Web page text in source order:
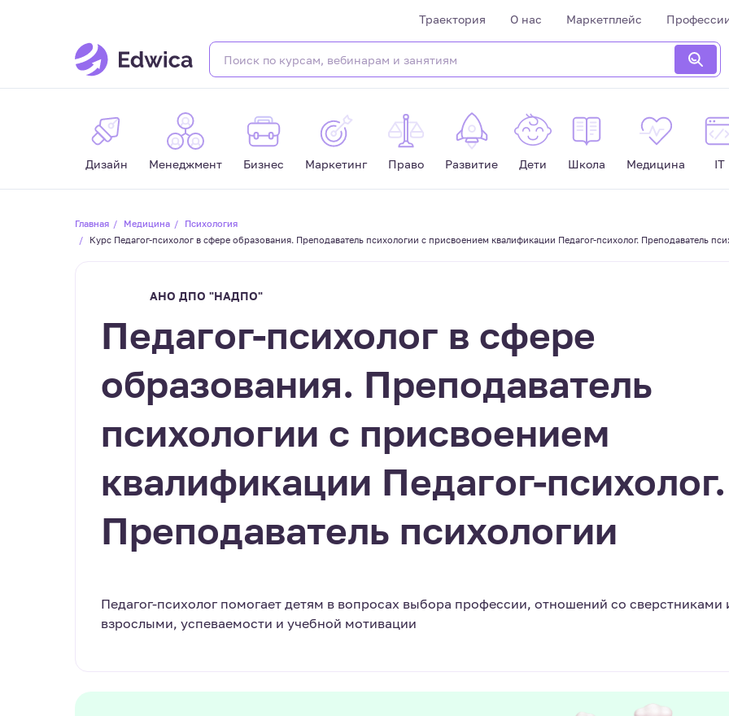
Траектория О нас Маркетплейс
Дизайн Менеджмент Бизнес Маркетинг Право Развитие Дети Школа Медицина IT
Главная Медицина
Психология
Курс Педагог-психолог в сфере образования. Преподаватель психологии с присвоением квалификации Педагог-психолог. Преподаватель
АНО ДПО "НАДПО"
Педагог-психолог в сфере
образования. Преподаватель
психологии с присвоением
квалификации Педагог-психолог.
Преподаватель психологии
Педагог-психолог помогает детям в вопросах выбора профессии, отношений со сверстниками
взрослыми, успеваемости и учебной мотивации